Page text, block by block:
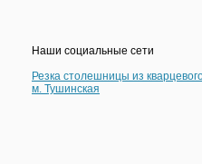
Наши социальные сети
Резка столешницы из
м. Тушинская